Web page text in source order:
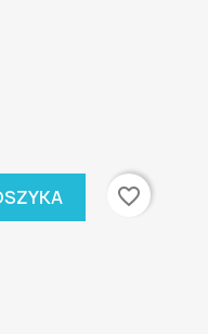
favorite_border